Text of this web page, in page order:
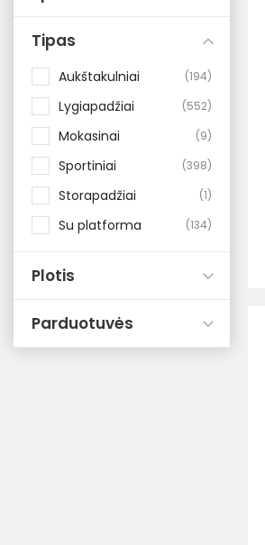
Tipas
Aukštakulniai 194
Lygiapadžiai 552
Mokasinai 9
Sportiniai 398
Storapadžiai 1
Su platforma 134
Plotis
Parduotuvės